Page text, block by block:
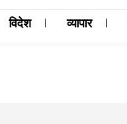
विदेश व्यापार